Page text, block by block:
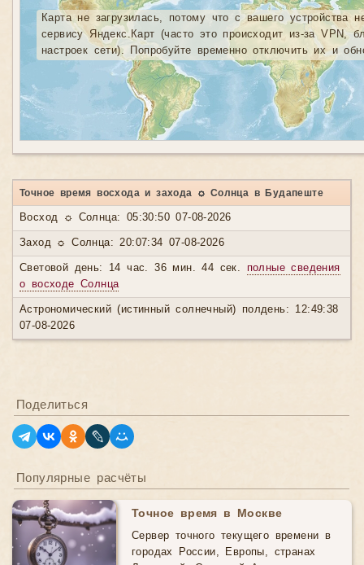
Карта не загрузилась, потому что с вашего устройства
сервису Яндекс.Карт (часто это происходит из-за VPN,
настроек сети). Попробуйте временно отключить их и
Точное время восхода и захода ☼ Солнца в Будапеште
Восход ☼ Солнца: 05:30:50 07-08-2026
Заход ☼ Солнца: 20:07:34 07-08-2026
Световой день: 14 час. 36 мин. 44 сек. полные сведения
о восходе Солнца
Астрономический (истинный солнечный) полдень: 12:49:38
07-08-2026
Поделиться
Популярные расчёты
Точное время в Москве
Сервер точного текущего времени в
городах России, Европы, странах